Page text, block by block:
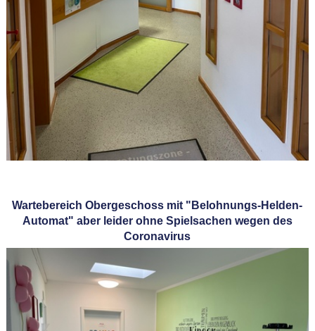
Wartebereich Obergeschoss mit "Belohnungs-Helden-
Automat" aber leider ohne Spielsachen wegen des
Coronavirus